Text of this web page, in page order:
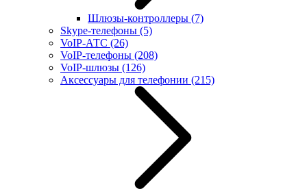
Шлюзы-контроллеры (7)
Skype-телефоны (5)
VoIP-АТС (26)
VoIP-телефоны (208)
VoIP-шлюзы (126)
Аксессуары для телефонии (215)